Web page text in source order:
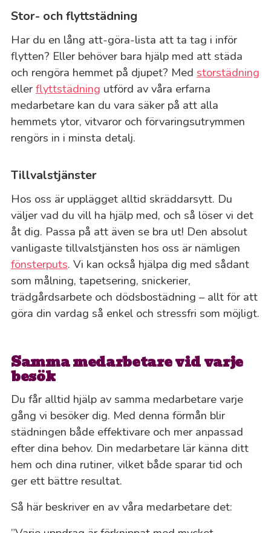
Stor- och flyttstädning
Har du en lång att-göra-lista att ta tag i inför
flytten? Eller behöver bara hjälp med att städa
och rengöra hemmet på djupet? Med storstädning
eller flyttstädning utförd av våra erfarna
medarbetare kan du vara säker på att alla
hemmets ytor, vitvaror och förvaringsutrymmen
rengörs in i minsta detalj.
Tillvalstjänster
Hos oss är upplägget alltid skräddarsytt. Du
väljer vad du vill ha hjälp med, och så löser vi det
åt dig. Passa på att även se bra ut! Den absolut
vanligaste tillvalstjänsten hos oss är nämligen
fönsterputs. Vi kan också hjälpa dig med sådant
som målning, tapetsering, snickerier,
trädgårdsarbete och dödsbostädning – allt för att
göra din vardag så enkel och stressfri som möjligt.
Samma medarbetare vid varje
besök
Du får alltid hjälp av samma medarbetare varje
gång vi besöker dig. Med denna förmån blir
städningen både effektivare och mer anpassad
efter dina behov. Din medarbetare lär känna ditt
hem och dina rutiner, vilket både sparar tid och
ger ett bättre resultat.
Så här beskriver en av våra medarbetare det: